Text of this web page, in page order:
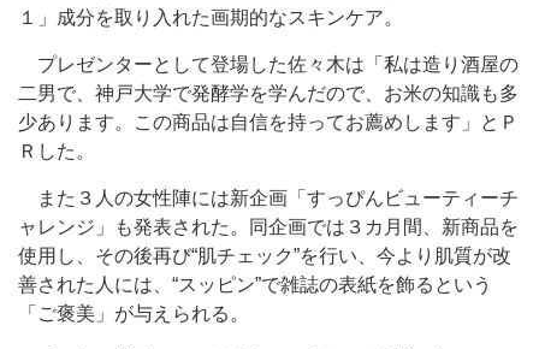
１」成分を取り入れた画期的なスキンケア。
プレゼンターとして登場した佐々木は「私は造り酒屋の
二男で、神戸大学で発酵学を学んだので、お米の知識も多
少あります。この商品は自信を持ってお薦めします」とＰ
Ｒした。
また３人の女性陣には新企画「すっぴんビューティーチ
ャレンジ」も発表された。同企画では３カ月間、新商品を
使用し、その後再び“肌チェック”を行い、今より肌質が改
善された人には、“スッピン”で雑誌の表紙を飾るという
「ご褒美」が与えられる。